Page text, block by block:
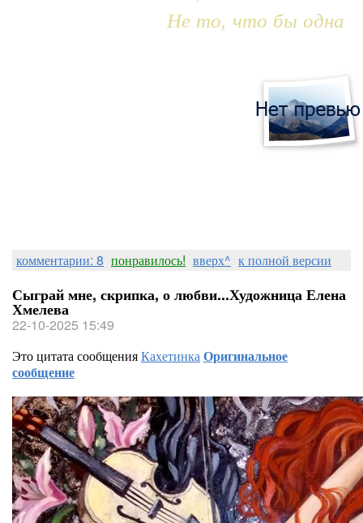
Не то, что бы одна
комментарии: 8 понравилось! вверх^ к полной версии
Сыграй мне, скрипка, о любви...Художница Елена
Хмелева
22-10-2025 15:49
Это цитата сообщенияКахетинкаОригинальное
сообщение